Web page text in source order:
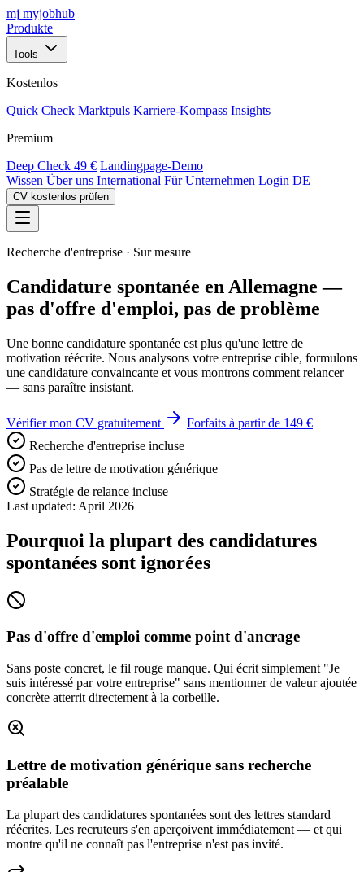
mj myjobhub
Produkte
Tools
Kostenlos
Quick Check Marktpuls Karriere-Kompass Insights
Premium
Deep Check 49 € Landingpage-Demo
Wissen Über uns International Für Unternehmen Login DE
CV kostenlos prüfen
Recherche d'entreprise · Sur mesure
Candidature spontanée en Allemagne —
pas d'offre d'emploi, pas de problème
Une bonne candidature spontanée est plus qu'une lettre de
motivation réécrite. Nous analysons votre entreprise cible, formulons
une candidature convaincante et vous montrons comment relancer
— sans paraître insistant.
Vérifier mon CV gratuitement
Forfaits à partir de 149 €
Recherche d'entreprise incluse
Pas de lettre de motivation générique
Stratégie de relance incluse
Last updated: April 2026
Pourquoi la plupart des candidatures
spontanées sont ignorées
Pas d'offre d'emploi comme point d'ancrage
Sans poste concret, le fil rouge manque. Qui écrit simplement "Je
suis intéressé par votre entreprise" sans mentionner de valeur ajoutée
concrète atterrit directement à la corbeille.
Lettre de motivation générique sans recherche
préalable
La plupart des candidatures spontanées sont des lettres standard
réécrites. Les recruteurs s'en aperçoivent immédiatement — et qui
montre qu'il ne connaît pas l'entreprise n'est pas invité.